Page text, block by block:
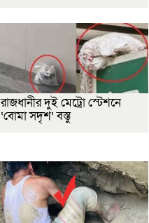
রাজধানীর দুই মেট্রো স্টেশনে
‘বোমা সদৃশ’ বস্তু